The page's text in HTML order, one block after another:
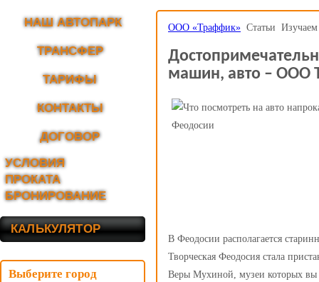
НАШ АВТОПАРК
ТРАНСФЕР
ТАРИФЫ
КОНТАКТЫ
ДОГОВОР
УСЛОВИЯ
ПРОКАТА
БРОНИРОВАНИЕ
КАЛЬКУЛЯТОР
Выберите город
ООО «Траффик» Статьи
машин, авто – ООО
В Феодосии располагается
Творческая Феодосия стала
Веры Мухиной, музеи которых вы